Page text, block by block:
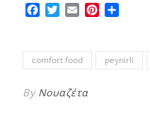
Facebook
TwitterEmailPinterest
comfort food peynirli
By Νουαζέτα